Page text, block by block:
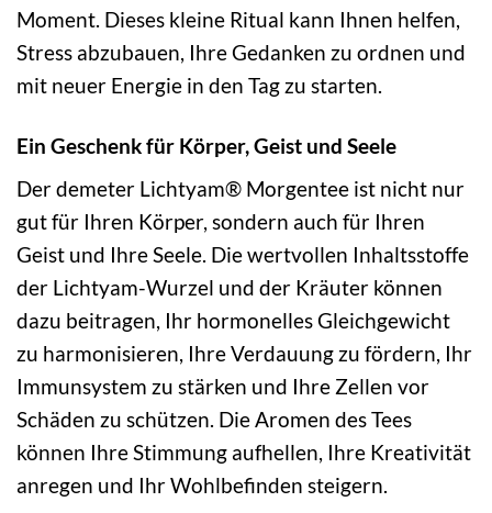
Moment. Dieses kleine Ritual kann Ihnen helfen,
Stress abzubauen, Ihre Gedanken zu ordnen und
mit neuer Energie in den Tag zu starten.
Ein Geschenk für Körper, Geist und Seele
Der demeter Lichtyam® Morgentee ist nicht nur
gut für Ihren Körper, sondern auch für Ihren
Geist und Ihre Seele. Die wertvollen Inhaltsstoffe
der Lichtyam-Wurzel und der Kräuter können
dazu beitragen, Ihr hormonelles Gleichgewicht
zu harmonisieren, Ihre Verdauung zu fördern, Ihr
Immunsystem zu stärken und Ihre Zellen vor
Schäden zu schützen. Die Aromen des Tees
können Ihre Stimmung aufhellen, Ihre Kreativität
anregen und Ihr Wohlbefinden steigern.